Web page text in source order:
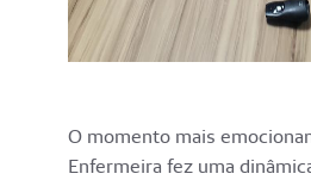
O momento mais
Enfermeira fez uma